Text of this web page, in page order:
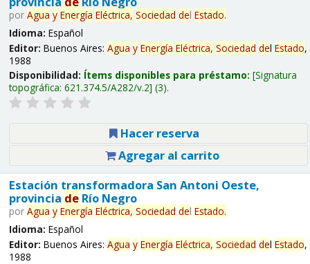
por Agua y Energía Eléctrica, Sociedad del Estado.
Idioma: Español
Editor: Buenos Aires: Agua y Energía Eléctrica, Sociedad del Estado,
1988
Disponibilidad: Ítems disponibles para préstamo: Signatura
topográfica: 621.374.5/A282/v.2 (3).
Hacer reserva
Agregar al carrito
Estación transformadora San Antoni Oeste,
provincia deRío Negro
por Agua y Energía Eléctrica, Sociedad del Estado.
Idioma: Español
Editor: Buenos Aires: Agua y Energía Eléctrica, Sociedad del Estado,
1988